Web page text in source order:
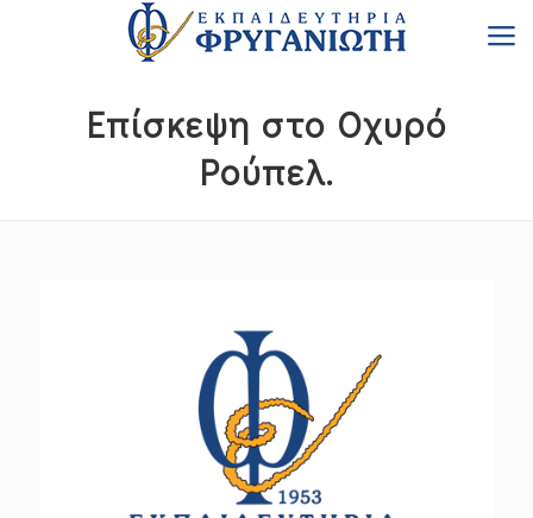
Επίσκεψη στο Οχυρό
Ρούπελ.